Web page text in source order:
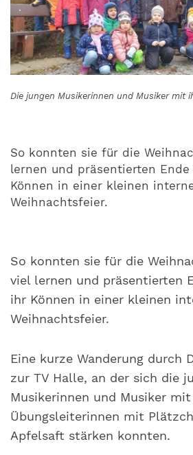
Die jungen Musikerinnen und Musiker mit
So konnten sie für die
lernen und präsentierten
Können in einer kleinen
Weihnachtsfeier.
So konnten sie für die
viel lernen und präsentierten
ihr Können in einer kleinen
Weihnachtsfeier.
Eine kurze Wanderung durch
zur TV Halle, an der sich die
Musikerinnen und Musiker
Übungsleiterinnen mit
Apfelsaft stärken konnten.